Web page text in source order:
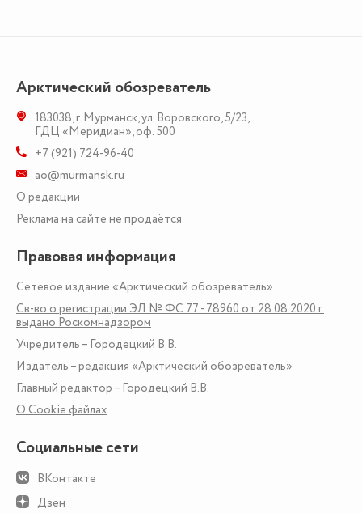
Арктический обозреватель
183038,г. Мурманск,ул. Воровского, 5/23,
ГДЦ «Меридиан», оф. 500
+7 (921) 724-96-40
ao@murmansk.ru
О редакции
Реклама на сайте не продаётся
Правовая информация
Сетевое издание «Арктический обозреватель»
Св-во о регистрации ЭЛ № ФС 77 - 78960 от 28.08.2020 г.
выдано Роскомнадзором
Учредитель – Городецкий В.В.
Издатель – редакция «Арктический обозреватель»
Главный редактор – Городецкий В.В.
О Сookie файлах
Социальные сети
ВКонтакте
Дзен